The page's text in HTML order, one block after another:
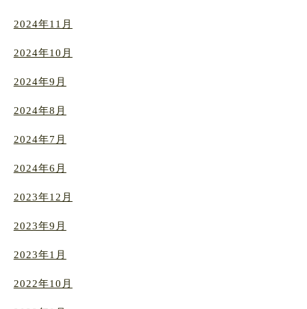
2024年11月
2024年10月
2024年9月
2024年8月
2024年7月
2024年6月
2023年12月
2023年9月
2023年1月
2022年10月